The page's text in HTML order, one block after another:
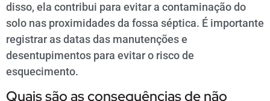
disso, ela contribui para evitar a contaminação do
solo nas proximidades da fossa séptica. É importante
registrar as datas das manutenções e
desentupimentos para evitar o risco de
esquecimento.
Quais são as consequências de não